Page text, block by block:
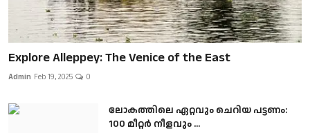
Explore Alleppey: The Venice of the East
Admin Feb 19, 2025 0
ലോകത്തിലെ ഏറ്റവും ചെറിയ പട്ടണം:
100 മീറ്റർ നീളവും ...